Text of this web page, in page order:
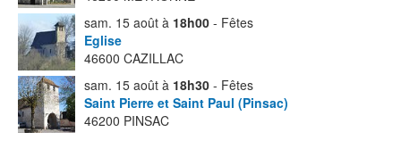
sam. 15 août à 18h00 - Fêtes
Eglise
46600 CAZILLAC
sam. 15 août à 18h30 - Fêtes
Saint Pierre et Saint Paul (Pinsac)
46200 PINSAC